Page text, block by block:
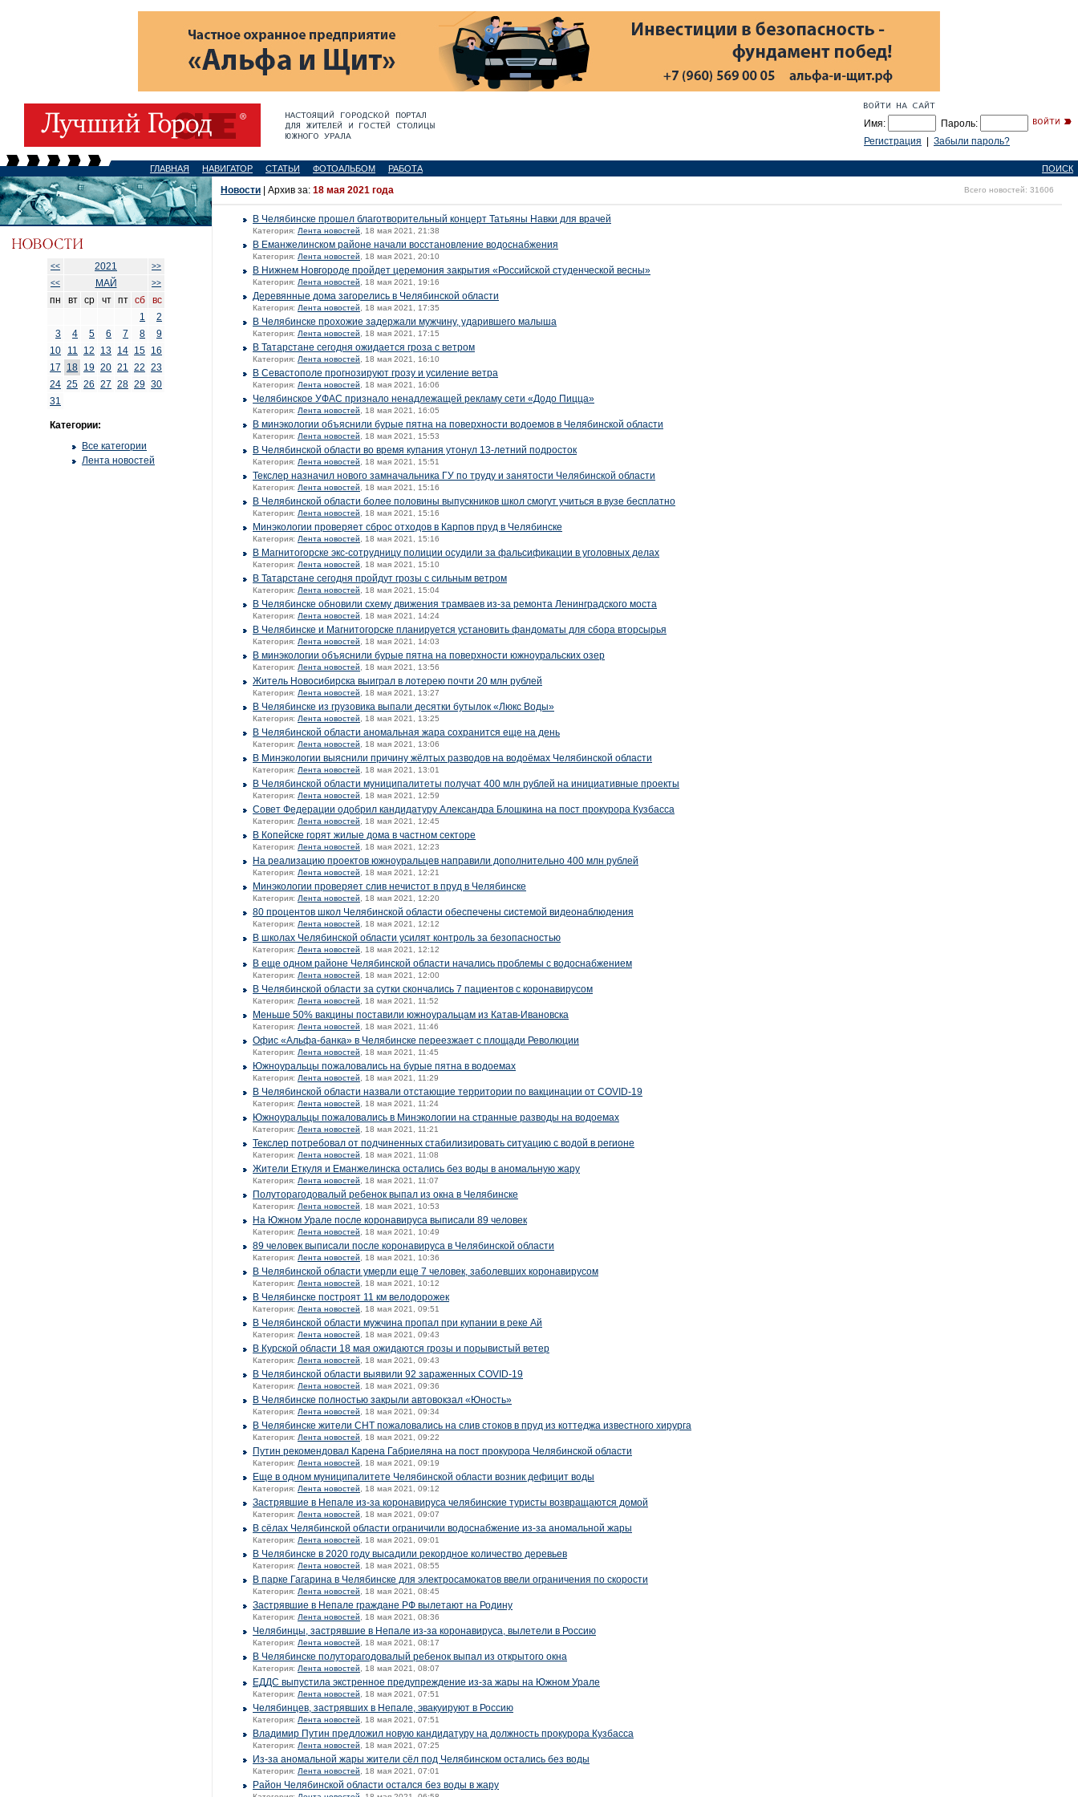
Имя:
Пароль:
Регистрация
Забыли пароль?
ГЛАВНАЯ НАВИГАТОР СТАТЬИ ФОТОАЛЬБОМ РАБОТА ПОИСК
<< 2021
>>
<<
МАЙ >>
пн вт ср чт пт сб
вс
1
2
3
4 5 6 7 8
9
10
11 12 13 14 15 16
17
18 19 20 21 22 23
24 25 26 27 28 29 30
31
Категории:
Все категории
Лента новостей
Новости | Архив за: 18 мая 2021 года Всего новостей: 31606
В Челябинске прошел благотворительный концерт Татьяны Навки для врачей
Категория: Лента новостей , 18 мая 2021, 21:38
В Еманжелинском районе начали восстановление водоснабжения
Категория: Лента новостей , 18 мая 2021, 20:10
В Нижнем Новгороде пройдет церемония закрытия «Российской студенческой весны»
Категория: Лента новостей , 18 мая 2021, 19:16
Деревянные дома загорелись в Челябинской области
Категория: Лента новостей , 18 мая 2021, 17:35
В Челябинске прохожие задержали мужчину, ударившего малыша
Категория: Лента новостей , 18 мая 2021, 17:15
В Татарстане сегодня ожидается гроза с ветром
Категория: Лента новостей , 18 мая 2021, 16:10
В Севастополе прогнозируют грозу и усиление ветра
Категория: Лента новостей , 18 мая 2021, 16:06
Челябинское УФАС признало ненадлежащей рекламу сети «Додо Пицца»
Категория: Лента новостей , 18 мая 2021, 16:05
В минэкологии объяснили бурые пятна на поверхности водоемов в Челябинской области
Категория: Лента новостей , 18 мая 2021, 15:53
В Челябинской области во время купания утонул 13-летний подросток
Категория: Лента новостей , 18 мая 2021, 15:51
Текслер назначил нового замначальника ГУ по труду и занятости Челябинской области
Категория: Лента новостей , 18 мая 2021, 15:16
В Челябинской области более половины выпускников школ смогут учиться в вузе бесплатно
Категория: Лента новостей , 18 мая 2021, 15:16
Минэкологии проверяет сброс отходов в Карпов пруд в Челябинске
Категория: Лента новостей , 18 мая 2021, 15:16
В Магнитогорске экс-сотрудницу полиции осудили за фальсификации в уголовных делах
Категория: Лента новостей , 18 мая 2021, 15:10
В Татарстане сегодня пройдут грозы с сильным ветром
Категория: Лента новостей , 18 мая 2021, 15:04
В Челябинске обновили схему движения трамваев из-за ремонта Ленинградского моста
Категория: Лента новостей , 18 мая 2021, 14:24
В Челябинске и Магнитогорске планируется установить фандоматы для сбора вторсырья
Категория: Лента новостей , 18 мая 2021, 14:03
В минэкологии объяснили бурые пятна на поверхности южноуральских озер
Категория: Лента новостей , 18 мая 2021, 13:56
Житель Новосибирска выиграл в лотерею почти 20 млн рублей
Категория: Лента новостей , 18 мая 2021, 13:27
В Челябинске из грузовика выпали десятки бутылок «Люкс Воды»
Категория: Лента новостей , 18 мая 2021, 13:25
В Челябинской области аномальная жара сохранится еще на день
Категория: Лента новостей , 18 мая 2021, 13:06
В Минэкологии выяснили причину жёлтых разводов на водоёмах Челябинской области
Категория: Лента новостей , 18 мая 2021, 13:01
В Челябинской области муниципалитеты получат 400 млн рублей на инициативные проекты
Категория: Лента новостей , 18 мая 2021, 12:59
Совет Федерации одобрил кандидатуру Александра Блошкина на пост прокурора Кузбасса
Категория: Лента новостей , 18 мая 2021, 12:45
В Копейске горят жилые дома в частном секторе
Категория: Лента новостей , 18 мая 2021, 12:23
На реализацию проектов южноуральцев направили дополнительно 400 млн рублей
Категория: Лента новостей , 18 мая 2021, 12:21
Минэкологии проверяет слив нечистот в пруд в Челябинске
Категория: Лента новостей , 18 мая 2021, 12:20
80 процентов школ Челябинской области обеспечены системой видеонаблюдения
Категория: Лента новостей , 18 мая 2021, 12:12
В школах Челябинской области усилят контроль за безопасностью
Категория: Лента новостей , 18 мая 2021, 12:12
В еще одном районе Челябинской области начались проблемы с водоснабжением
Категория: Лента новостей , 18 мая 2021, 12:00
В Челябинской области за сутки скончались 7 пациентов с коронавирусом
Категория: Лента новостей , 18 мая 2021, 11:52
Меньше 50% вакцины поставили южноуральцам из Катав-Ивановска
Категория: Лента новостей , 18 мая 2021, 11:46
Офис «Альфа-банка» в Челябинске переезжает с площади Революции
Категория: Лента новостей , 18 мая 2021, 11:45
Южноуральцы пожаловались на бурые пятна в водоемах
Категория: Лента новостей , 18 мая 2021, 11:29
В Челябинской области назвали отстающие территории по вакцинации от COVID-19
Категория: Лента новостей , 18 мая 2021, 11:24
Южноуральцы пожаловались в Минэкологии на странные разводы на водоемах
Категория: Лента новостей , 18 мая 2021, 11:21
Текслер потребовал от подчиненных стабилизировать ситуацию с водой в регионе
Категория: Лента новостей , 18 мая 2021, 11:08
Жители Еткуля и Еманжелинска остались без воды в аномальную жару
Категория: Лента новостей , 18 мая 2021, 11:07
Полуторагодовалый ребенок выпал из окна в Челябинске
Категория: Лента новостей , 18 мая 2021, 10:53
На Южном Урале после коронавируса выписали 89 человек
Категория: Лента новостей , 18 мая 2021, 10:49
89 человек выписали после коронавируса в Челябинской области
Категория: Лента новостей , 18 мая 2021, 10:36
В Челябинской области умерли еще 7 человек, заболевших коронавирусом
Категория: Лента новостей , 18 мая 2021, 10:12
В Челябинске построят 11 км велодорожек
Категория: Лента новостей , 18 мая 2021, 09:51
В Челябинской области мужчина пропал при купании в реке Ай
Категория: Лента новостей , 18 мая 2021, 09:43
В Курской области 18 мая ожидаются грозы и порывистый ветер
Категория: Лента новостей , 18 мая 2021, 09:43
В Челябинской области выявили 92 зараженных COVID-19
Категория: Лента новостей , 18 мая 2021, 09:36
В Челябинске полностью закрыли автовокзал «Юность»
Категория: Лента новостей , 18 мая 2021, 09:34
В Челябинске жители СНТ пожаловались на слив стоков в пруд из коттеджа известного хирурга
Категория: Лента новостей , 18 мая 2021, 09:22
Путин рекомендовал Карена Габриеляна на пост прокурора Челябинской области
Категория: Лента новостей , 18 мая 2021, 09:19
Еще в одном муниципалитете Челябинской области возник дефицит воды
Категория: Лента новостей , 18 мая 2021, 09:12
Застрявшие в Непале из-за коронавируса челябинские туристы возвращаются домой
Категория: Лента новостей , 18 мая 2021, 09:07
В сёлах Челябинской области ограничили водоснабжение из-за аномальной жары
Категория: Лента новостей , 18 мая 2021, 09:01
В Челябинске в 2020 году высадили рекордное количество деревьев
Категория: Лента новостей , 18 мая 2021, 08:55
В парке Гагарина в Челябинске для электросамокатов ввели ограничения по скорости
Категория: Лента новостей , 18 мая 2021, 08:45
Застрявшие в Непале граждане РФ вылетают на Родину
Категория: Лента новостей , 18 мая 2021, 08:36
Челябинцы, застрявшие в Непале из-за коронавируса, вылетели в Россию
Категория: Лента новостей , 18 мая 2021, 08:17
В Челябинске полуторагодовалый ребенок выпал из открытого окна
Категория: Лента новостей , 18 мая 2021, 08:07
ЕДДС выпустила экстренное предупреждение из-за жары на Южном Урале
Категория: Лента новостей , 18 мая 2021, 07:51
Челябинцев, застрявших в Непале, эвакуируют в Россию
Категория: Лента новостей , 18 мая 2021, 07:51
Владимир Путин предложил новую кандидатуру на должность прокурора Кузбасса
Категория: Лента новостей , 18 мая 2021, 07:25
Из-за аномальной жары жители сёл под Челябинском остались без воды
Категория: Лента новостей , 18 мая 2021, 07:01
Район Челябинской области остался без воды в жару